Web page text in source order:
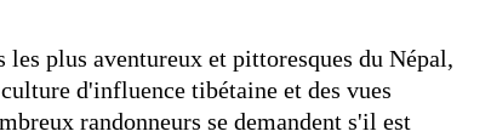
les plus aventureux et pittoresques du Népal,
d'influence tibétaine et des vues
randonneurs se demandent s'il est